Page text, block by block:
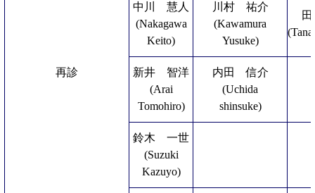
再診
中川 慧人
(Nakagawa
Keito)
川村 祐介
(Kawamura
Yusuke)
新井 智洋
(Arai
Tomohiro)
内田 信介
(Uchida
shinsuke)
鈴木 一世
(Suzuki
Kazuyo)